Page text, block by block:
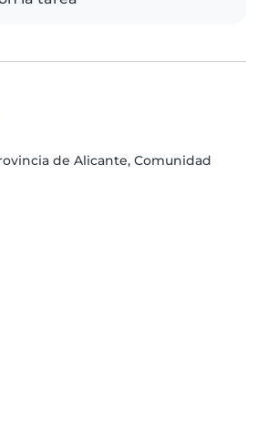
de Alicante, Comunidad